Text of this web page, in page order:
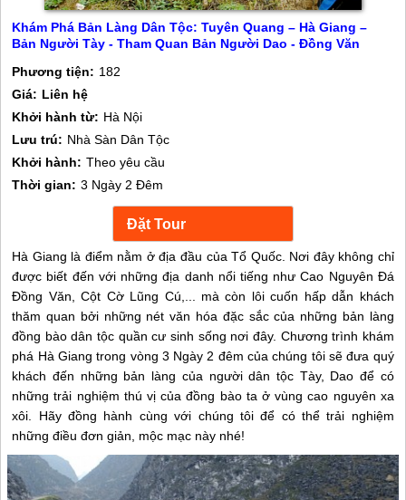
Khám Phá Bản Làng Dân Tộc: Tuyên Quang – Hà Giang –
Bản Người Tày - Tham Quan Bản Người Dao - Đồng Văn
Phương tiện: 182
Giá: Liên hệ
Khởi hành từ: Hà Nội
Lưu trú: Nhà Sàn Dân Tộc
Khởi hành: Theo yêu cầu
Thời gian: 3 Ngày 2 Đêm
Hà Giang là điểm nằm ở địa đầu của Tổ Quốc. Nơi đây không chỉ
được biết đến với những địa danh nổi tiếng như Cao Nguyên Đá
Đồng Văn, Cột Cờ Lũng Cú,... mà còn lôi cuốn hấp dẫn khách
thăm quan bởi những nét văn hóa đặc sắc của những bản làng
đồng bào dân tộc quần cư sinh sống nơi đây. Chương trình khám
phá Hà Giang trong vòng 3 Ngày 2 đêm của chúng tôi sẽ đưa quý
khách đến những bản làng của người dân tộc Tày, Dao để có
những trải nghiệm thú vị của đồng bào ta ở vùng cao nguyên xa
xôi. Hãy đồng hành cùng với chúng tôi để có thể trải nghiệm
những điều đơn giản, mộc mạc này nhé!